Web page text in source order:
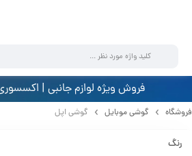
فروش ویژه لوازم جانبی |
فروشگاه گوشی موبایل گوشی اپل
رنگ